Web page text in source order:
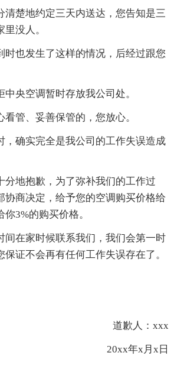
清楚地约定三天内送达，您告知是三
没人。
时也发生了这样的情况，后经过跟您
央空调暂时存放我公司处。
管、妥善保管的，您放心。
，确实完全是我公司的工作失误造成
分地抱歉，为了弥补我们的工作过
协商决定，给予您的空调购买价格给
3%的购买价格。
间在家时候联系我们，我们会第一时
证不会再有任何工作失误存在了。
道歉人：xxx
20xx年x月x日